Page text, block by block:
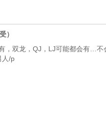
）
，双龙，QJ，LJ可能都会有…
人/p